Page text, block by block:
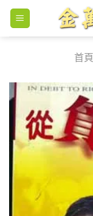
Skip
content
首頁